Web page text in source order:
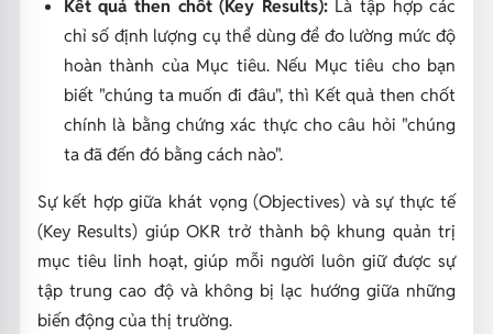
Kết quả then chốt (Key Results):Là tập hợp các
chỉ số định lượng cụ thể dùng để đo lường mức độ
hoàn thành của Mục tiêu. Nếu Mục tiêu cho bạn
biết "chúng ta muốn đi đâu", thì Kết quả then chốt
chính là bằng chứng xác thực cho câu hỏi "chúng
ta đã đến đó bằng cách nào".
Sự kết hợp giữa khát vọng (Objectives) và sự thực tế
(Key Results) giúp OKR trở thành bộ khung quản trị
mục tiêu linh hoạt, giúp mỗi người luôn giữ được sự
tập trung cao độ và không bị lạc hướng giữa những
biến động của thị trường.